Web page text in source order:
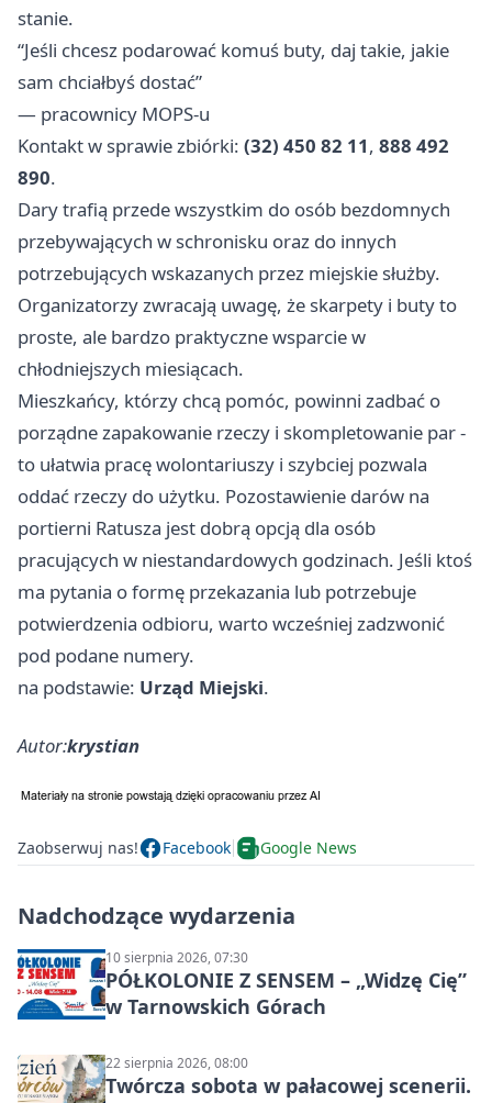
stanie.
“Jeśli chcesz podarować komuś buty, daj takie, jakie
sam chciałbyś dostać”
— pracownicy MOPS-u
Kontakt w sprawie zbiórki: (32) 450 82 11, 888 492
890.
Dary trafią przede wszystkim do osób bezdomnych
przebywających w schronisku oraz do innych
potrzebujących wskazanych przez miejskie służby.
Organizatorzy zwracają uwagę, że skarpety i buty to
proste, ale bardzo praktyczne wsparcie w
chłodniejszych miesiącach.
Mieszkańcy, którzy chcą pomóc, powinni zadbać o
porządne zapakowanie rzeczy i skompletowanie par -
to ułatwia pracę wolontariuszy i szybciej pozwala
oddać rzeczy do użytku. Pozostawienie darów na
portierni Ratusza jest dobrą opcją dla osób
pracujących w niestandardowych godzinach. Jeśli ktoś
ma pytania o formę przekazania lub potrzebuje
potwierdzenia odbioru, warto wcześniej zadzwonić
pod podane numery.
na podstawie: Urząd Miejski.
Autor:krystian
Zaobserwuj nas! Facebook Google News
Nadchodzące wydarzenia
10 sierpnia 2026, 07:30
PÓŁKOLONIE Z SENSEM – „Widzę Cię”
w Tarnowskich Górach
22 sierpnia 2026, 08:00
Twórcza sobota w pałacowej scenerii.